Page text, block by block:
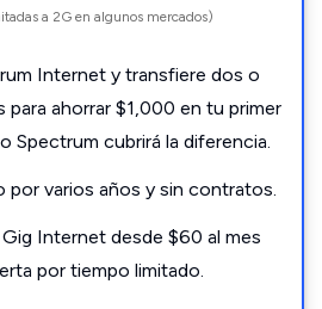
a 2G en algunos mercados)
Internet y transfiere dos o
para ahorrar $1,000 en tu primer
Spectrum cubrirá la diferencia.
por varios años y sin contratos.
Internet desde $60 al mes
por tiempo limitado.